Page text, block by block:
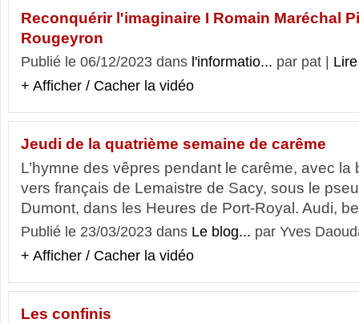
Reconquérir l'imaginaire I Romain Maréchal
Rougeyron
Publié le 06/12/2023 dans l'informatio... par pat |
+ Afficher / Cacher la vidéo
Jeudi de la quatrième semaine de carême
L’hymne des vêpres pendant le carême, avec la
vers français de Lemaistre de Sacy, sous le
Dumont, dans les Heures de Port-Royal. Audi,
Publié le 23/03/2023 dans Le blog... par Yves
+ Afficher / Cacher la vidéo
Les confinis